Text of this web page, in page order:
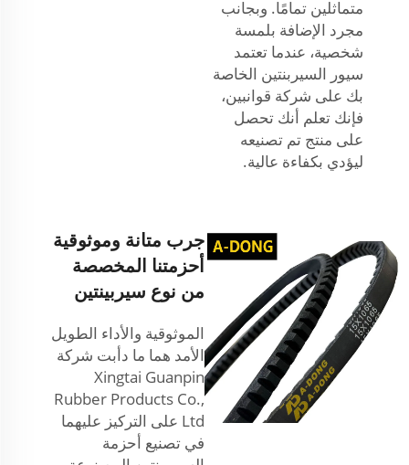
متماثلين تمامًا. وبجانب
مجرد الإضافة بلمسة
شخصية، عندما تعتمد
سيور السيربنتين الخاصة
بك على شركة قوانبين،
فإنك تعلم أنك تحصل
على منتج تم تصنيعه
ليؤدي بكفاءة عالية.
جرب متانة وموثوقية
أحزمتنا المخصصة
من نوع سيربينتين
الموثوقية والأداء الطويل
الأمد هما ما دأبت شركة
Xingtai Guanpin
Rubber Products Co.,
Ltd على التركيز عليهما
في تصنيع أحزمة